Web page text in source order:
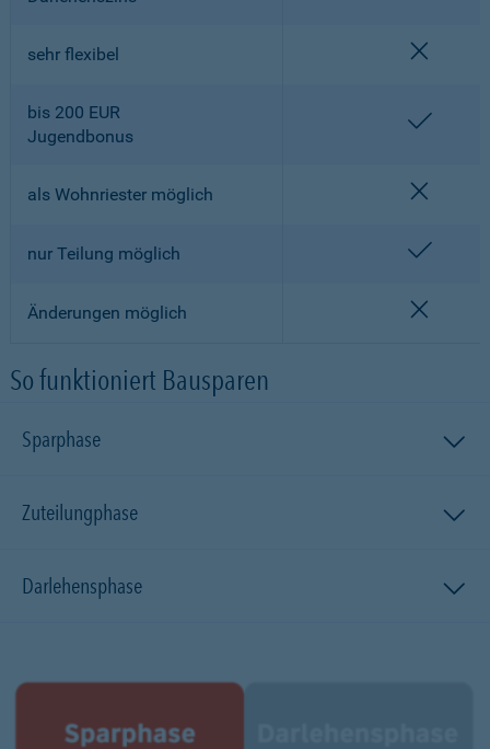
sehr flexibel
bis 200 EUR
Jugendbonus
als Wohnriester möglich
nur Teilung möglich
Änderungen möglich
So funktioniert Bausparen
Sparphase
Zuteilungphase
Darlehensphase